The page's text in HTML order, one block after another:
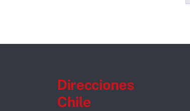
Direcciones
Chile